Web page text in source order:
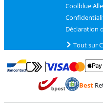
Coolblue
Déclaration
Tout sur
Payer avec Bancontact
Payer avec MasterCard et
Best